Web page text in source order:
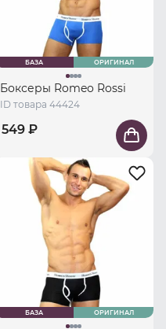
БАЗА ОРИГИНАЛ
Боксеры Romeo Rossi
ID товара 44424
549 ₽
БАЗА ОРИГИНАЛ